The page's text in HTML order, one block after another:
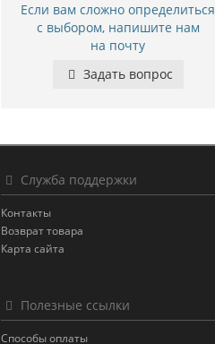
Если вам сложно определиться
с выбором, напишите нам
на почту
Задать вопрос
Служба поддержки
Контакты
Возврат товара
Карта сайта
Полезные ссылки
Способы оплаты